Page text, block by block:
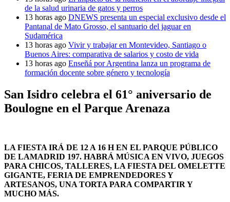
de la salud urinaria de gatos y perros
13 horas ago DNEWS presenta un especial exclusivo desde el
Pantanal de Mato Grosso, el santuario del jaguar en
Sudamérica
13 horas ago Vivir y trabajar en Montevideo, Santiago o
Buenos Aires: comparativa de salarios y costo de vida
13 horas ago Enseñá por Argentina lanza un programa de
formación docente sobre género y tecnología
San Isidro celebra el 61° aniversario de
Boulogne en el Parque Arenaza
LA FIESTA IRÁ DE 12 A 16 H EN EL PARQUE PÚBLICO
DE LAMADRID 197. HABRÁ MÚSICA EN VIVO, JUEGOS
PARA CHICOS, TALLERES, LA FIESTA DEL OMELETTE
GIGANTE, FERIA DE EMPRENDEDORES Y
ARTESANOS, UNA TORTA PARA COMPARTIR Y
MUCHO MÁS.